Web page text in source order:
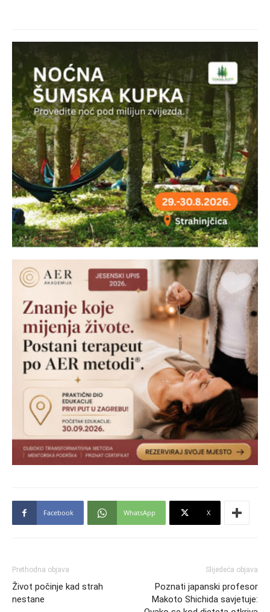
Facebook WhatsApp X
Prethodna objava
Život počinje kad strah
nestane
Slijedeća objava
Poznati japanski profesor
Makoto Shichida savjetuje: